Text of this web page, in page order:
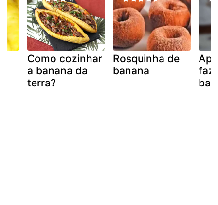
Como cozinhar
a banana da
terra?
Rosquinha de
banana